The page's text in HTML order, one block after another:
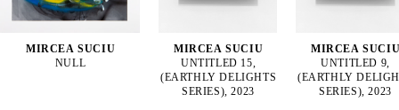
MIRCEA SUCIU
NULL
MIRCEA SUCIU
UNTITLED 15,
(EARTHLY DELIGHTS
SERIES), 2023
MIRCEA
UNTITLED 9,
(EARTHLY
SERIES), 2023